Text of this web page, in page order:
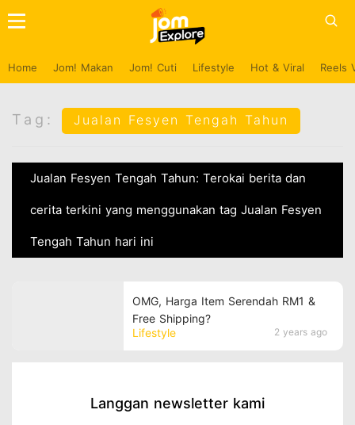
Home Jom! Makan Jom! Cuti Lifestyle Hot & Viral Reels
Tag: Jualan Fesyen Tengah Tahun
Jualan Fesyen Tengah Tahun: Terokai berita dan
cerita terkini yang menggunakan tag Jualan Fesyen
Tengah Tahun hari ini
Lifestyle 2 years ago
OMG, Harga Item Serendah RM1 &
Free Shipping?
Langgan newsletter kami